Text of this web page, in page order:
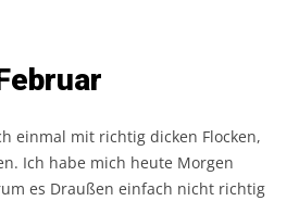
einmal mit richtig dicken Flocken,
Ich habe mich heute Morgen
es Draußen einfach nicht richtig